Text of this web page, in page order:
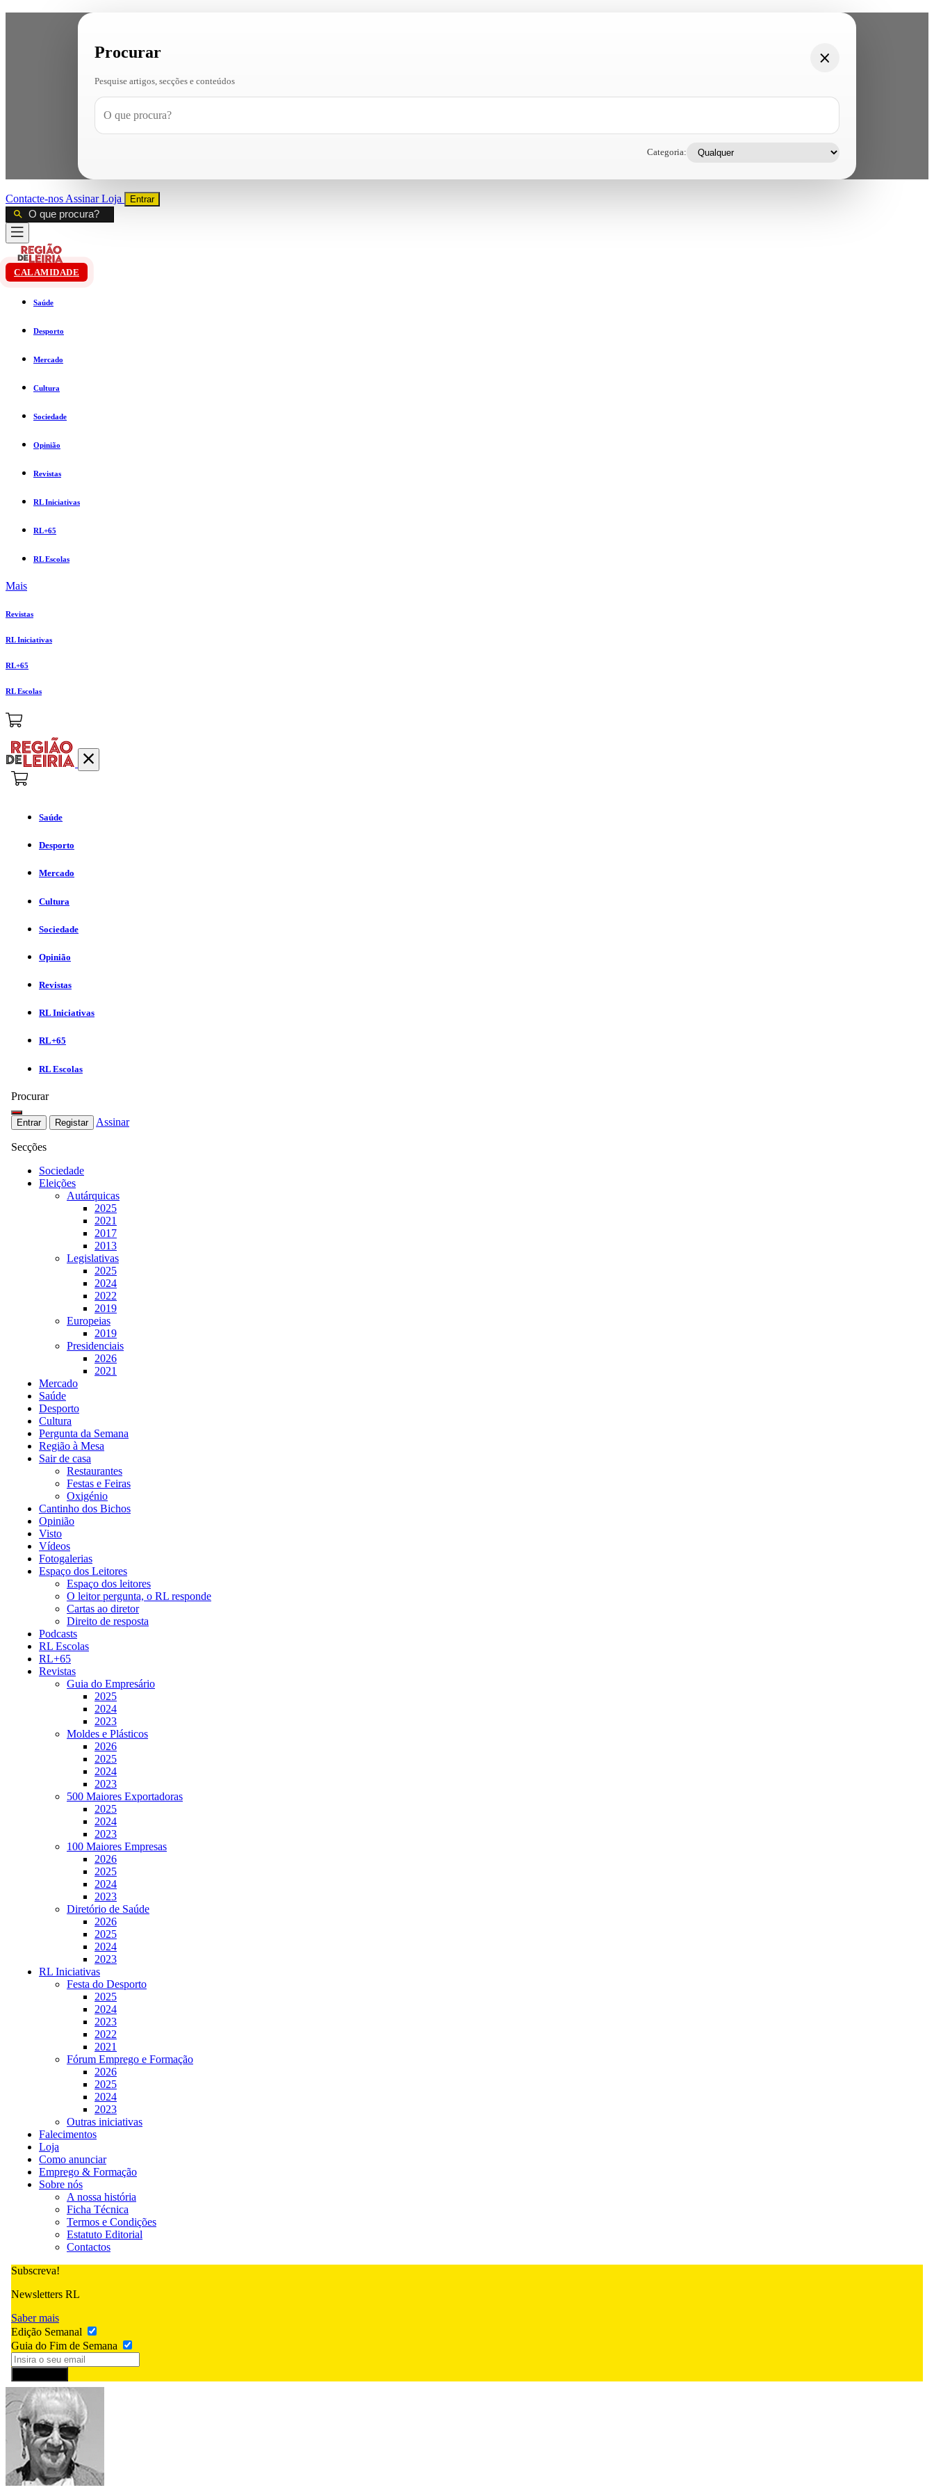
Procurar
Pesquise artigos, secções e conteúdos
Categoria:
Contacte-nos AssinarLoja Entrar
CALAMIDADE
Saúde
Desporto
Mercado
Cultura
Sociedade
Opinião
Revistas
RL Iniciativas
RL+65
RL Escolas
Mais
Revistas
RL Iniciativas
RL+65
RL Escolas
Saúde
Desporto
Mercado
Cultura
Sociedade
Opinião
Revistas
RL Iniciativas
RL+65
RL Escolas
Procurar
Entrar Registar Assinar
Secções
Sociedade
Eleições
Autárquicas
2025
2021
2017
2013
Legislativas
2025
2024
2022
2019
Europeias
2019
Presidenciais
2026
2021
Mercado
Saúde
Desporto
Cultura
Pergunta da Semana
Região à Mesa
Sair de casa
Restaurantes
Festas e Feiras
Oxigénio
Cantinho dos Bichos
Opinião
Visto
Vídeos
Fotogalerias
Espaço dos Leitores
Espaço dos leitores
O leitor pergunta, o RL responde
Cartas ao diretor
Direito de resposta
Podcasts
RL Escolas
RL+65
Revistas
Guia do Empresário
2025
2024
2023
Moldes e Plásticos
2026
2025
2024
2023
500 Maiores Exportadoras
2025
2024
2023
100 Maiores Empresas
2026
2025
2024
2023
Diretório de Saúde
2026
2025
2024
2023
RL Iniciativas
Festa do Desporto
2025
2024
2023
2022
2021
Fórum Emprego e Formação
2026
2025
2024
2023
Outras iniciativas
Falecimentos
Loja
Como anunciar
Emprego & Formação
Sobre nós
A nossa história
Ficha Técnica
Termos e Condições
Estatuto Editorial
Contactos
Subscreva!
Newsletters RL
Saber mais
Edição Semanal
Guia do Fim de Semana